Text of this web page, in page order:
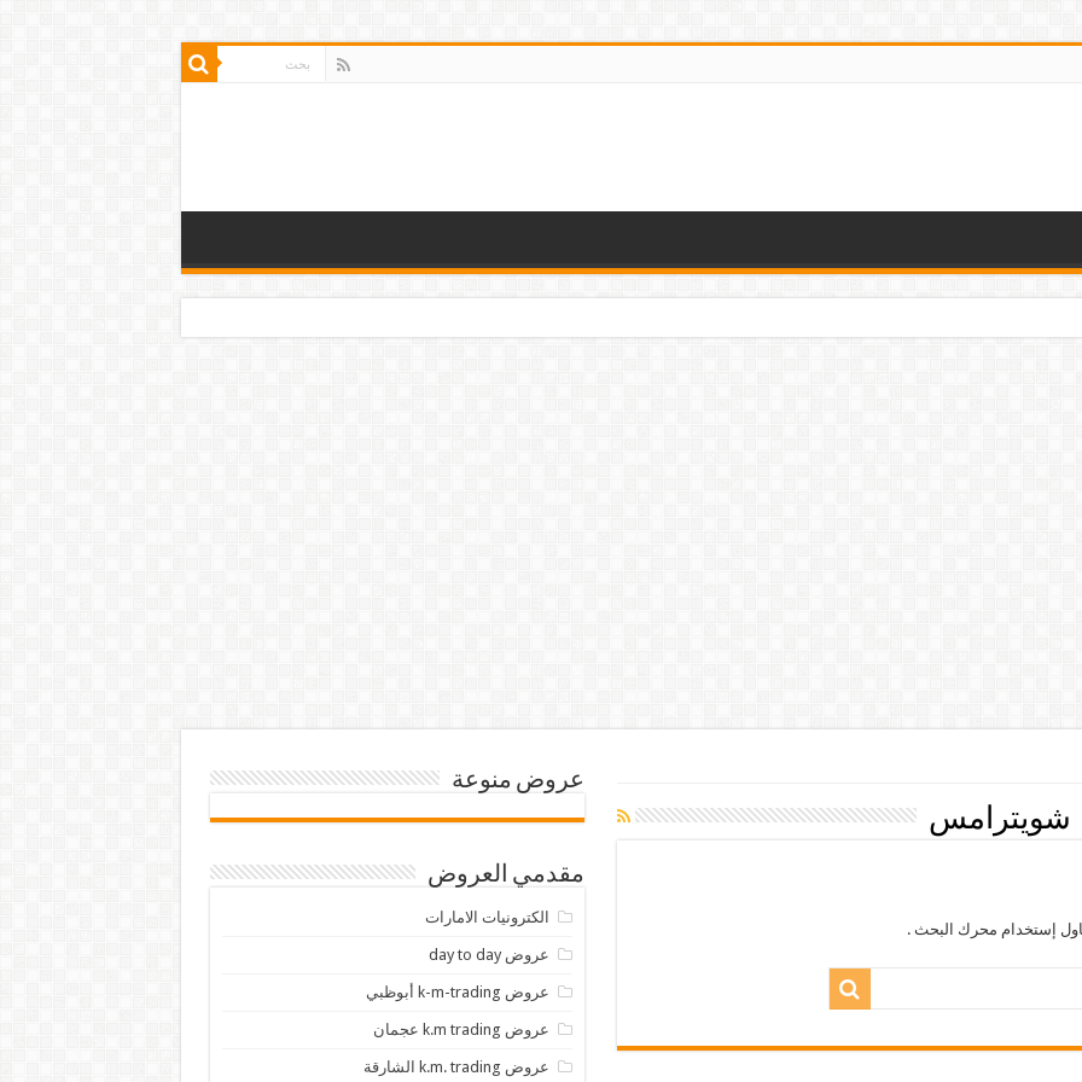
إستخدام محرك البحث .
عروض منوعة
مقدمي العروض
الكترونيات الامارات
عروض day to day
عروض k-m-trading أبوظبي
عروض k.m trading عجمان
عروض k.m. trading الشارقة